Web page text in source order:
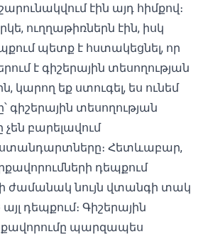
էին այդ հիմքով։
ուղղաթիռներն էին, իսկ
պետք է հստակեցնել, որ
է գիշերային տեսողության
կարող եք ստուգել, ​​ես ունեմ
գիշերային տեսողության
բարելավում
Հետևաբար,
դեպքում
ժամանակ նույն վտանգի տակ
դեպքում։ Գիշերային
պարզապես